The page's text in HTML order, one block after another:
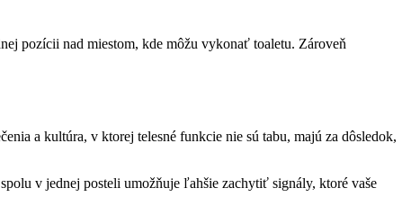
pozícii nad miestom, kde môžu vykonať toaletu. Zároveň
a kultúra, v ktorej telesné funkcie nie sú tabu, majú za dôsledok,
v jednej posteli umožňuje ľahšie zachytiť signály, ktoré vaše